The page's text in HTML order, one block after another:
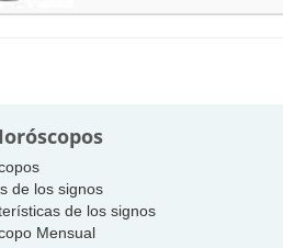
de los signos
de los signos
Mensual